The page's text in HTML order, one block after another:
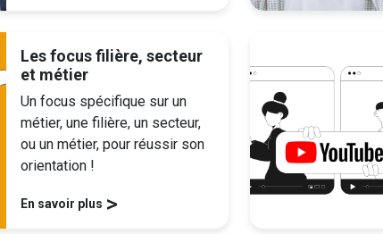
Les focus filière, secteur
et métier
Un focus spécifique sur un
métier, une filière, un secteur,
ou un métier, pour réussir son
orientation !
En savoir plus >